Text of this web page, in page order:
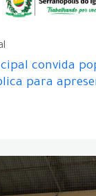
convida
para